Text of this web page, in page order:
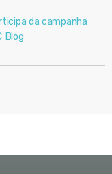
da campanha
Blog